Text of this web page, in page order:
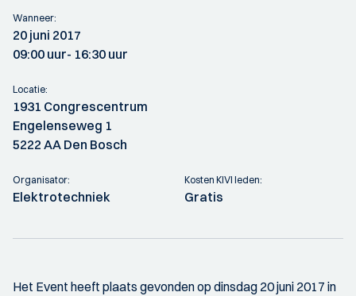
Wanneer:
20 juni 2017
09:00 uur- 16:30 uur
Locatie:
1931 Congrescentrum
Engelenseweg 1
5222 AA Den Bosch
Organisator:
Elektrotechniek
Kosten KIVI leden:
Gratis
Het Event heeft plaats gevonden op dinsdag 20 juni 2017 in